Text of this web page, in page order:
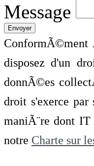
Message
ConformÃ©ment
disposez d'un
donnÃ©es
droit s'exerce
maniÃ¨re dont
notre Charte sur